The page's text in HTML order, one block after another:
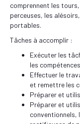
comprennent les
perceuses, les
portables.
Tâches à accomplir :
Exécuter les
les
Effectuer le
et remettre les
Préparer et
Préparer et
conventionnels,